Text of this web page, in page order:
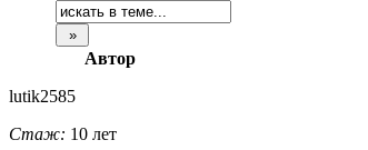
Автор
lutik2585
Стаж: 10 лет